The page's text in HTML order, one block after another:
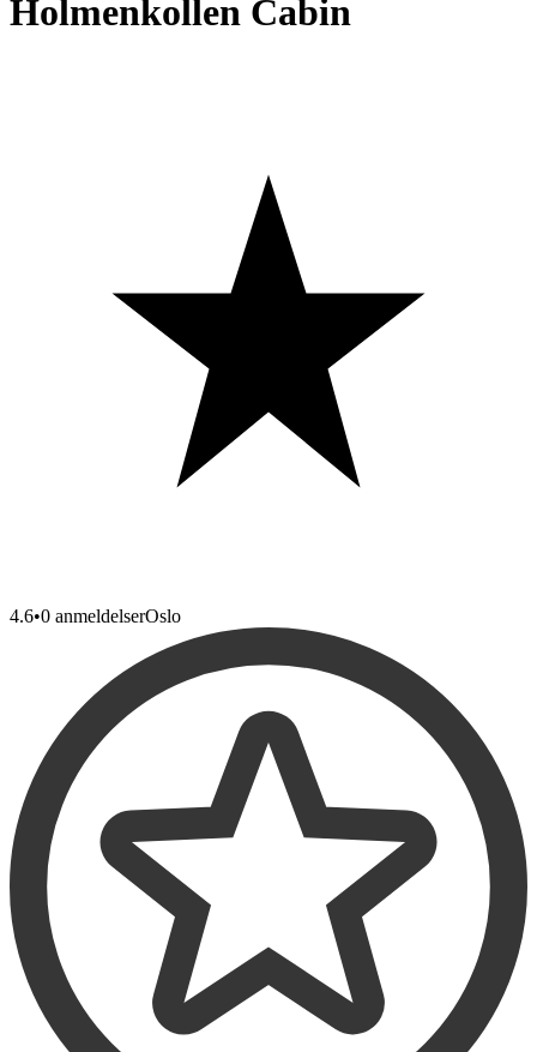
Holmenkollen Cabin
4.6•0 anmeldelserOslo